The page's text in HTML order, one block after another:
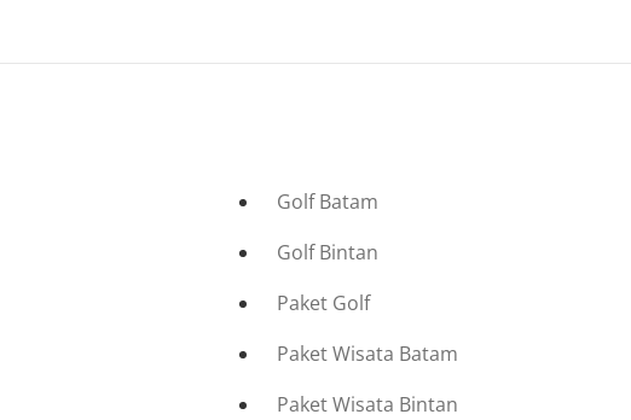
Golf Batam
Golf Bintan
Paket Golf
Paket Wisata Batam
Paket Wisata Bintan